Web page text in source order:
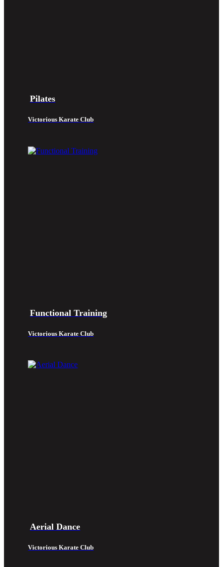
Pilates
Victorious Karate Club
Functional Training
Victorious Karate Club
Aerial Dance
Victorious Karate Club